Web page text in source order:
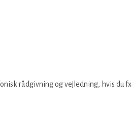
rådgivning og vejledning, hvis du fx